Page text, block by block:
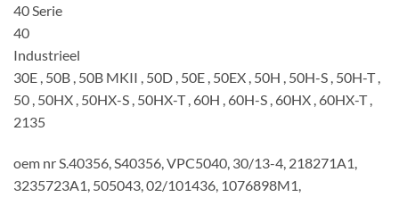
40 Serie
40
Industrieel
30E , 50B , 50B MKII , 50D , 50E , 50EX , 50H , 50H-S , 50H-T ,
50 , 50HX , 50HX-S , 50HX-T , 60H , 60H-S , 60HX , 60HX-T ,
2135
oem nr S.40356, S40356, VPC5040, 30/13-4, 218271A1,
3235723A1, 505043, 02/101436, 1076898M1,